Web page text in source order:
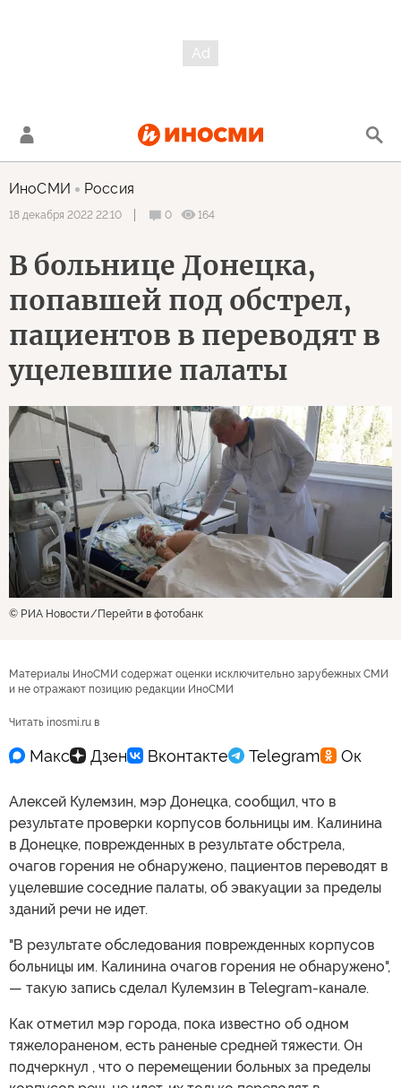
ИноСМИ Россия
18 декабря 2022 22:10 0 164
В больнице Донецка,
попавшей под обстрел,
пациентов в переводят в
уцелевшие палаты
© РИА Новости Перейти в фотобанк
Материалы ИноСМИ содержат оценки исключительно зарубежных СМИ
и не отражают позицию редакции ИноСМИ
Читать inosmi.ru в
Алексей Кулемзин, мэр Донецка, сообщил, что в
результате проверки корпусов больницы им. Калинина
в Донецке, поврежденных в результате обстрела,
очагов горения не обнаружено, пациентов переводят в
уцелевшие соседние палаты, об эвакуации за пределы
зданий речи не идет.
"В результате обследования поврежденных корпусов
больницы им. Калинина очагов горения не обнаружено",
— такую запись сделал Кулемзин в Telegram-канале.
Как отметил мэр города, пока известно об одном
тяжелораненом, есть раненые средней тяжести. Он
подчеркнул , что о перемещении больных за пределы